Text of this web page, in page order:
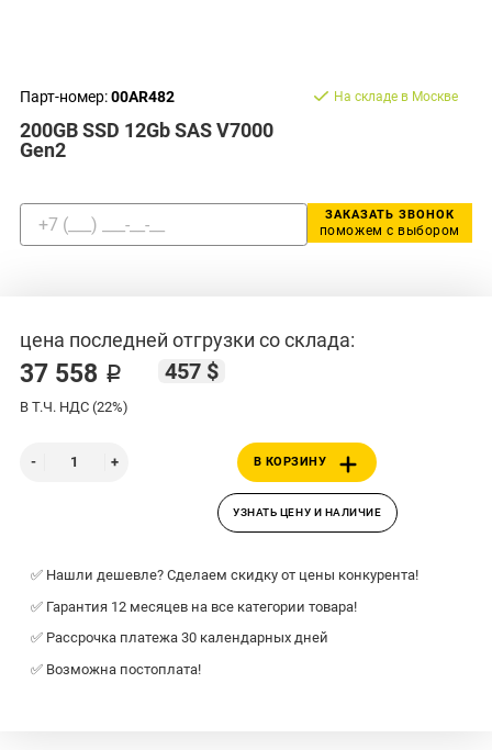
Парт-номер:00AR482
200GB SSD 12Gb SAS V7000
Gen2
На складе в Москве
ЗАКАЗАТЬ ЗВОНОК
поможем с выбором
цена последней отгрузки со склада:
37 558 ₽ 457 $
В Т.Ч. НДС (22%)
В КОРЗИНУ
УЗНАТЬ ЦЕНУ И НАЛИЧИЕ
✅ Нашли дешевле? Сделаем скидку от цены конкурента!
✅ Гарантия 12 месяцев на все категории товара!
✅ Рассрочка платежа 30 календарных дней
✅ Возможна постоплата!